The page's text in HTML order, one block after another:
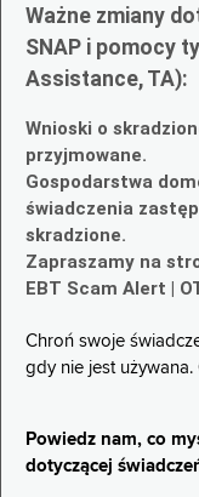
Ważne zmiany
SNAP i pomocy
Assistance, TA):
Wnioski o
przyjmowane.
Gospodarstwa
świadczenia
skradzione.
Zapraszamy na
EBT Scam Alert |
Chroń swoje
gdy nie jest używana.
Powiedz nam, co
dotyczącej